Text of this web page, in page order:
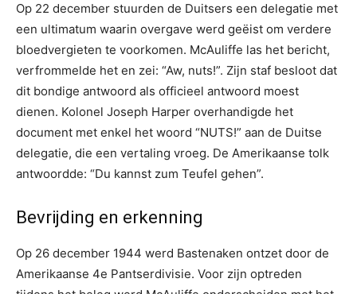
Op 22 december stuurden de Duitsers een delegatie met
een ultimatum waarin overgave werd geëist om verdere
bloedvergieten te voorkomen. McAuliffe las het bericht,
verfrommelde het en zei: “Aw, nuts!”. Zijn staf besloot dat
dit bondige antwoord als officieel antwoord moest
dienen. Kolonel Joseph Harper overhandigde het
document met enkel het woord “NUTS!” aan de Duitse
delegatie, die een vertaling vroeg. De Amerikaanse tolk
antwoordde: “Du kannst zum Teufel gehen”.
Bevrijding en erkenning
Op 26 december 1944 werd Bastenaken ontzet door de
Amerikaanse 4e Pantserdivisie. Voor zijn optreden